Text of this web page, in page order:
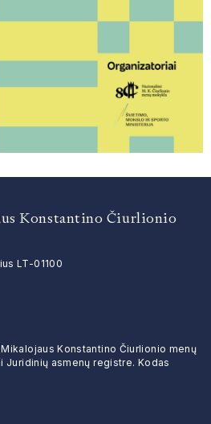
Konstantino Čiurlionio
LT-01100
Konstantino Čiurlionio menų
Juridinių asmenų registre. Kodas